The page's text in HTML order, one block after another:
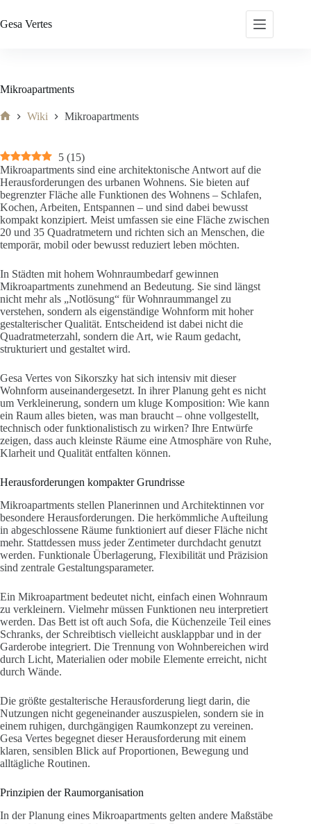
Inhalt
springen
Gesa Vertes
Mikroapartments
Wiki Mikroapartments
5 (15)
Mikroapartments sind eine architektonische Antwort auf die
Herausforderungen des urbanen Wohnens. Sie bieten auf
begrenzter Fläche alle Funktionen des Wohnens – Schlafen,
Kochen, Arbeiten, Entspannen – und sind dabei bewusst
kompakt konzipiert. Meist umfassen sie eine Fläche zwischen
20 und 35 Quadratmetern und richten sich an Menschen, die
temporär, mobil oder bewusst reduziert leben möchten.
In Städten mit hohem Wohnraumbedarf gewinnen
Mikroapartments zunehmend an Bedeutung. Sie sind längst
nicht mehr als „Notlösung“ für Wohnraummangel zu
verstehen, sondern als eigenständige Wohnform mit hoher
gestalterischer Qualität. Entscheidend ist dabei nicht die
Quadratmeterzahl, sondern die Art, wie Raum gedacht,
strukturiert und gestaltet wird.
Gesa Vertes von Sikorszky hat sich intensiv mit dieser
Wohnform auseinandergesetzt. In ihrer Planung geht es nicht
um Verkleinerung, sondern um kluge Komposition: Wie kann
ein Raum alles bieten, was man braucht – ohne vollgestellt,
technisch oder funktionalistisch zu wirken? Ihre Entwürfe
zeigen, dass auch kleinste Räume eine Atmosphäre von Ruhe,
Klarheit und Qualität entfalten können.
Herausforderungen kompakter Grundrisse
Mikroapartments stellen Planerinnen und Architektinnen vor
besondere Herausforderungen. Die herkömmliche Aufteilung
in abgeschlossene Räume funktioniert auf dieser Fläche nicht
mehr. Stattdessen muss jeder Zentimeter durchdacht genutzt
werden. Funktionale Überlagerung, Flexibilität und Präzision
sind zentrale Gestaltungsparameter.
Ein Mikroapartment bedeutet nicht, einfach einen Wohnraum
zu verkleinern. Vielmehr müssen Funktionen neu interpretiert
werden. Das Bett ist oft auch Sofa, die Küchenzeile Teil eines
Schranks, der Schreibtisch vielleicht ausklappbar und in der
Garderobe integriert. Die Trennung von Wohnbereichen wird
durch Licht, Materialien oder mobile Elemente erreicht, nicht
durch Wände.
Die größte gestalterische Herausforderung liegt darin, die
Nutzungen nicht gegeneinander auszuspielen, sondern sie in
einem ruhigen, durchgängigen Raumkonzept zu vereinen.
Gesa Vertes begegnet dieser Herausforderung mit einem
klaren, sensiblen Blick auf Proportionen, Bewegung und
alltägliche Routinen.
Prinzipien der Raumorganisation
In der Planung eines Mikroapartments gelten andere Maßstäbe